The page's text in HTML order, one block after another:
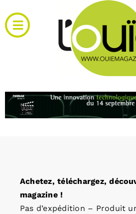
au
contenu
Toggle
Navigation
RH et emploi
Agenda
Achetez, téléchargez,
magazine !
Pas d’expédition – Produit